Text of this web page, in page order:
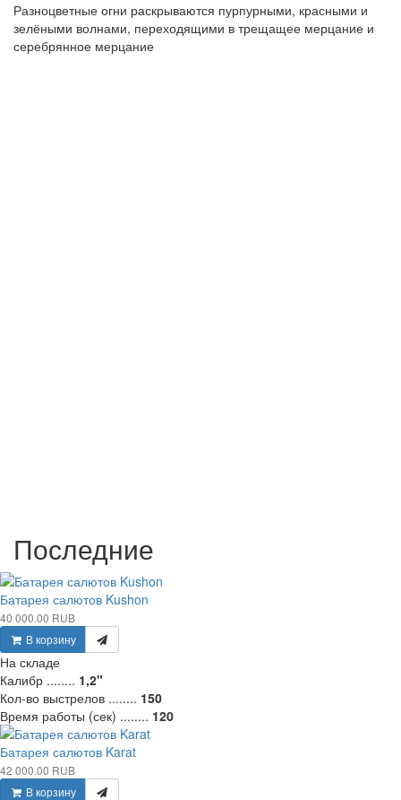
Разноцветные огни раскрываются пурпурными, красными и
зелёными волнами, переходящими в трещащее мерцание и
серебрянное мерцание
Последние
Батарея салютов Kushon
40 000.00 RUB
В корзину
На складе
Калибр ........ 1,2"
Кол-во выстрелов ........ 150
Время работы (сек) ........ 120
Батарея салютов Karat
42 000.00 RUB
В корзину